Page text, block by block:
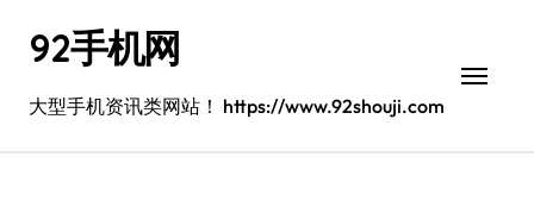
92手机网
大型手机资讯类网站！ https://www.92shouji.com